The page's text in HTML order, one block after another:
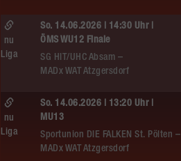
So. 14.06.2026 | 14:30 Uhr |
ÖMS WU12 Finale
SG HIT/UHC Absam –
MADx WAT Atzgersdorf
nu
Liga
So. 14.06.2026 | 13:20 Uhr |
MU13
Sportunion DIE FALKEN St. Pölten –
MADx WAT Atzgersdorf
nu
Liga